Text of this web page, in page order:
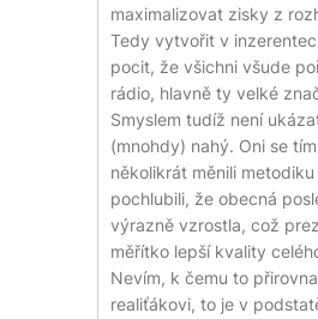
maximalizovat zisky z
Tedy vytvořit v
pocit, že všichni všude
rádio, hlavně ty velké
Smyslem tudíž není
(mnohdy) nahý. Oni se
několikrát měnili
pochlubili, že obecná
výrazně vzrostla, což
měřítko lepší kvality
Nevím, k čemu to
realiťákovi, to je v